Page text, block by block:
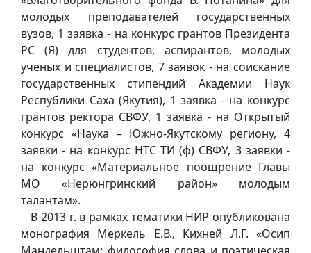
молодых преподавателей государственных
вузов, 1 заявка - на конкурс грантов Президента
РС (Я) для студентов, аспирантов, молодых
ученых и специалистов, 7 заявок - на соискание
государственных стипендий Академии Наук
Республики Саха (Якутия), 1 заявка - на конкурс
грантов ректора СВФУ, 1 заявка - на Открытый
конкурс «Наука – Южно-Якутскому региону, 4
заявки - на конкурс НТС ТИ (ф) СВФУ, 3 заявки -
на конкурс «Материальное поощрение Главы
МО «Нерюнгринский район» молодым
талантам».
В 2013 г. в рамках тематики НИР опубликована
монография Меркель Е.В., Кихней Л.Г. «Осип